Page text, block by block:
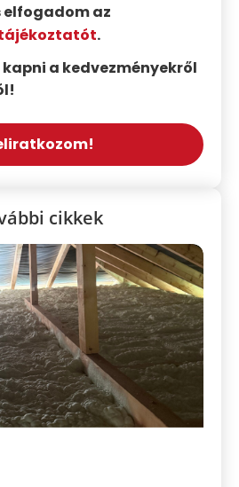
elfogadom az
.
a kedvezményekről
cikkek